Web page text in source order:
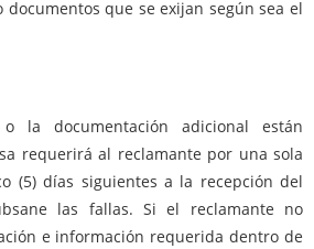
documentos que se exijan según sea el
la documentación adicional están
requerirá al reclamante por una sola
(5) días siguientes a la recepción del
las fallas. Si el reclamante no
e información requerida dentro de